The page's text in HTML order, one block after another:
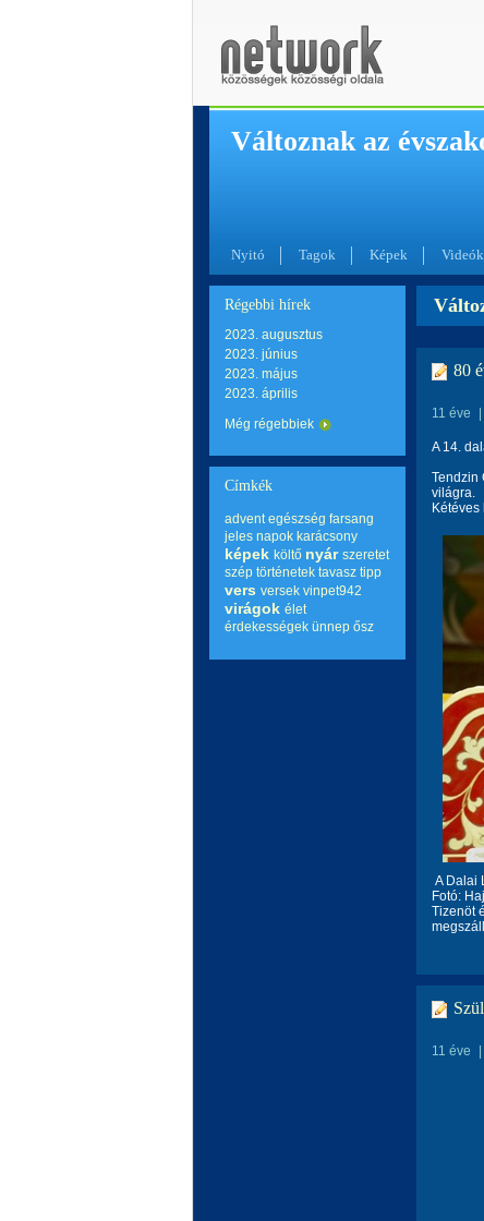
Változnak az
Nyitó Tagok Képek Videók
Régebbi hírek
2023. augusztus
2023. június
2023. május
2023. április
Még régebbiek
Címkék
advent egészség farsang
jeles napok karácsony
képek költő nyár szeretet
szép történetek tavasz tipp
vers versek vinpet942
virágok élet
érdekességek ünnep ősz
80
11 éve
A 14.
Tendzin
világra.
A Dalai
Fotó:
Tizenöt
11 éve